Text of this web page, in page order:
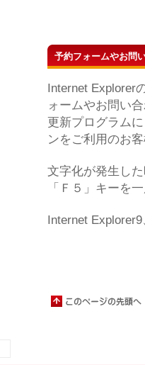
予約フォームやお問
Internet Explorer
ォームやお問い
更新プログラム
ンをご利用のお
文字化が発生し
「Ｆ５」キーを
Internet